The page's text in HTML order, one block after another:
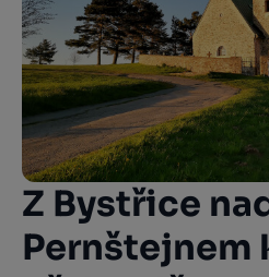
Z Bystřice
Pernštejnem